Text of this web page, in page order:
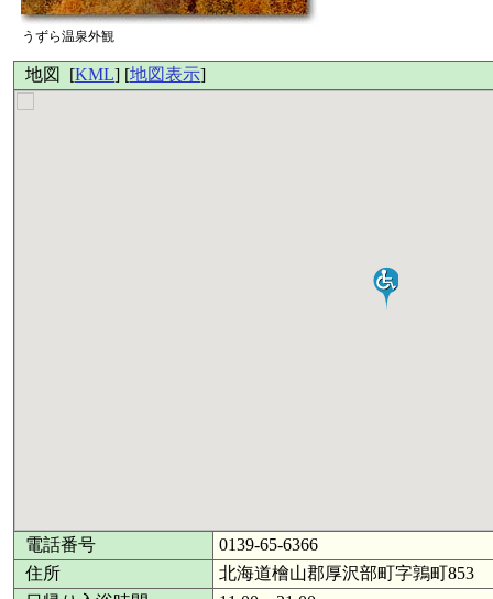
うずら温泉外観
地図 [KML] [地図表示]
電話番号
0139-65-6366
住所
北海道檜山郡厚沢部町字鶉町853